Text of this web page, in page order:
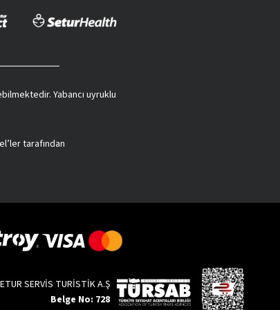
ve benzersiz mimarisiyle ziyaretçilerini geçmişe
pek çok farklı pazar, butik ve alışveriş merkezi de
değildir. Sri Lanka'da katılım gösterebileceğiniz pek
Yabancı uyruklu
tarafından
SERVİS TURİSTİK A.Ş
Belge No: 728